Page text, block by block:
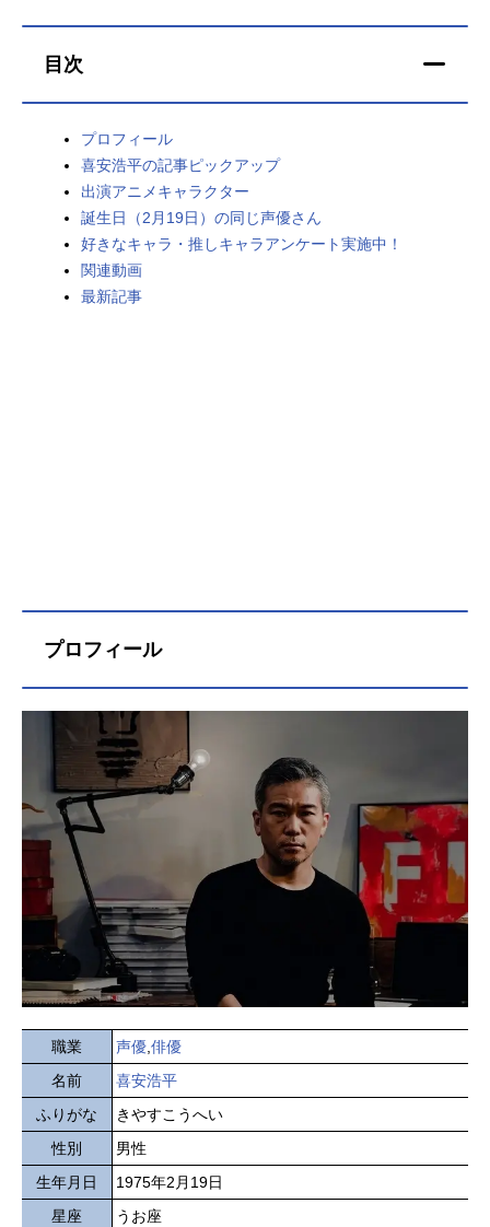
今期アニメ曜日別一覧
春アニメ
男性声優/女性声優一覧
FOLLOW US
目次
プロフィール
喜安浩平の記事ピックアップ
出演アニメキャラクター
誕生日（2月19日）の同じ声優さん
好きなキャラ・推しキャラアンケート実施中！
関連動画
最新記事
プロフィール
職業 声優,俳優
名前
喜安浩平
ふりがな
きやすこうへい
性別
男性
生年月日
1975年2月19日
星座
うお座